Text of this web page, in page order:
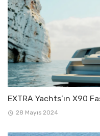
EXTRA Yachts’ın X90
28 Mayıs 2024